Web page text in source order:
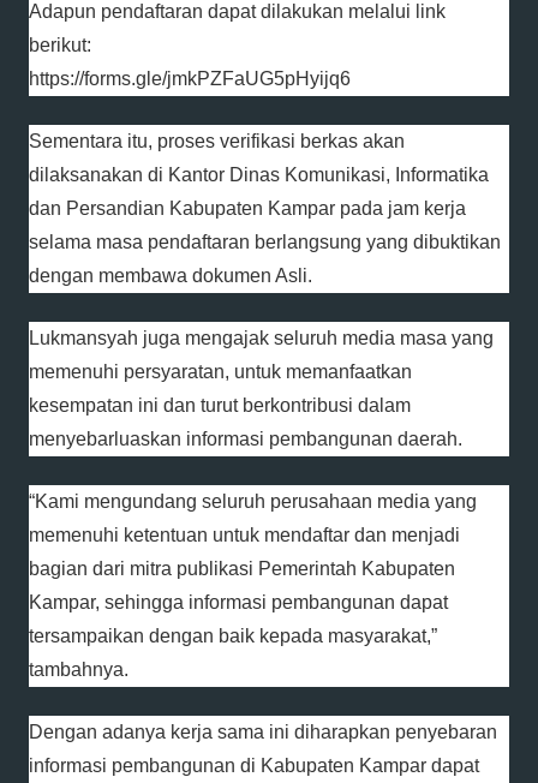
Adapun pendaftaran dapat dilakukan melalui link
berikut:
https://forms.gle/jmkPZFaUG5pHyijq6
Sementara itu, proses verifikasi berkas akan
dilaksanakan di Kantor Dinas Komunikasi, Informatika
dan Persandian Kabupaten Kampar pada jam kerja
selama masa pendaftaran berlangsung yang dibuktikan
dengan membawa dokumen Asli.
Lukmansyah juga mengajak seluruh media masa yang
memenuhi persyaratan, untuk memanfaatkan
kesempatan ini dan turut berkontribusi dalam
menyebarluaskan informasi pembangunan daerah.
“Kami mengundang seluruh perusahaan media yang
memenuhi ketentuan untuk mendaftar dan menjadi
bagian dari mitra publikasi Pemerintah Kabupaten
Kampar, sehingga informasi pembangunan dapat
tersampaikan dengan baik kepada masyarakat,”
tambahnya.
Dengan adanya kerja sama ini diharapkan penyebaran
informasi pembangunan di Kabupaten Kampar dapat